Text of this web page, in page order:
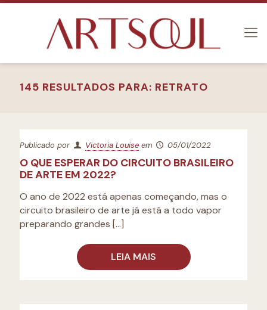
145 RESULTADOS PARA: RETRATO
Publicado por Victoria Louise em 05/01/2022
O QUE ESPERAR DO CIRCUITO BRASILEIRO
DE ARTE EM 2022?
O ano de 2022 está apenas começando, mas o
circuito brasileiro de arte já está a todo vapor
preparando grandes […]
LEIA MAIS